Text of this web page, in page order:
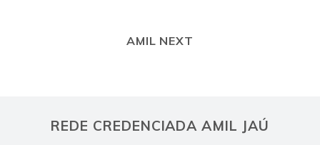
AMIL NEXT
REDE CREDENCIADA AMIL JAÚ